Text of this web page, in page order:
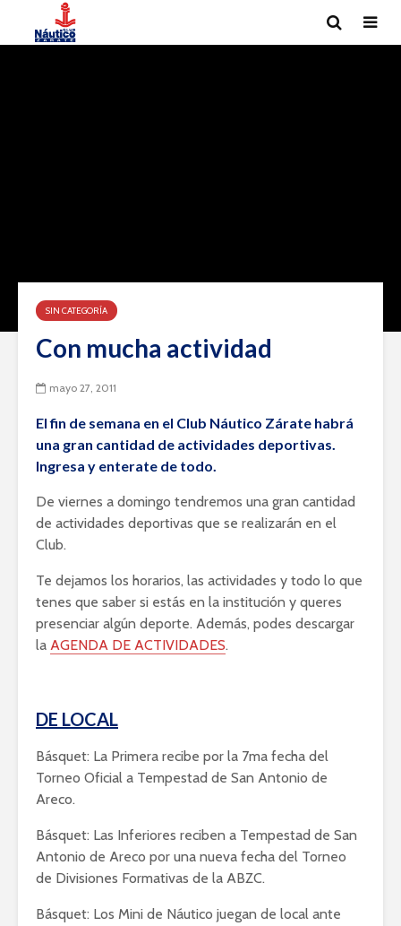
SIN CATEGORÍA
Con mucha actividad
mayo 27, 2011
El fin de semana en el Club Náutico Zárate habrá
una gran cantidad de actividades deportivas.
Ingresa y enterate de todo.
De viernes a domingo tendremos una gran cantidad
de actividades deportivas que se realizarán en el
Club.
Te dejamos los horarios, las actividades y todo lo que
tenes que saber si estás en la institución y queres
presenciar algún deporte. Además, podes descargar
la AGENDA DE ACTIVIDADES.
DE LOCAL
Básquet: La Primera recibe por la 7ma fecha del
Torneo Oficial a Tempestad de San Antonio de
Areco.
Básquet: Las Inferiores reciben a Tempestad de San
Antonio de Areco por una nueva fecha del Torneo
de Divisiones Formativas de la ABZC.
Básquet: Los Mini de Náutico juegan de local ante